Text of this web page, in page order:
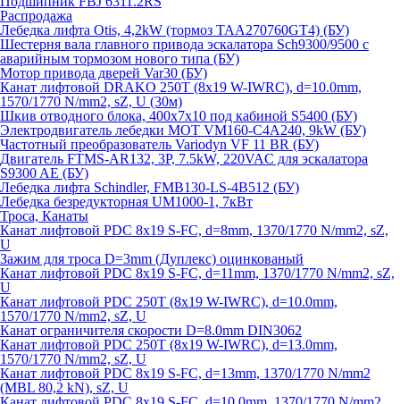
Распродажа
Лебедка лифта Otis, 4,2kW (тормоз TAA270760GT4) (БУ)
Шестерня вала главного привода эскалатора Sch9300/9500 с
аварийным тормозом нового типа (БУ)
Мотор привода дверей Var30 (БУ)
Канат лифтовой DRAKO 250T (8x19 W-IWRC), d=10.0mm,
1570/1770 N/mm2, sZ, U (30м)
Шкив отводного блока, 400х7х10 под кабиной S5400 (БУ)
Электродвигатель лебедки MOT VM160-C4A240, 9kW (БУ)
Частотный преобразователь Variodyn VF 11 BR (БУ)
Двигатель FTMS-AR132, 3P, 7.5kW, 220VAC для эскалатора
S9300 AE (БУ)
Лебедка лифта Schindler, FMB130-LS-4B512 (БУ)
Лебедка безредукторная UM1000-1, 7кВт
Троса, Канаты
Канат лифтовой PDC 8x19 S-FC, d=8mm, 1370/1770 N/mm2, sZ,
U
Зажим для троса D=3mm (Дуплекс) оцинкованый
Канат лифтовой PDC 8x19 S-FC, d=11mm, 1370/1770 N/mm2, sZ,
U
Канат лифтовой PDC 250T (8x19 W-IWRC), d=10.0mm,
1570/1770 N/mm2, sZ, U
Канат ограничителя скорости D=8.0mm DIN3062
Канат лифтовой PDC 250T (8x19 W-IWRC), d=13.0mm,
1570/1770 N/mm2, sZ, U
Канат лифтовой PDC 8х19 S-FC, d=13mm, 1370/1770 N/mm2
(MBL 80,2 kN), sZ, U